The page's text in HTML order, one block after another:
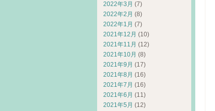
2022年3月 (7)
2022年2月 (8)
2022年1月 (7)
2021年12月 (10)
2021年11月 (12)
2021年10月 (8)
2021年9月 (17)
2021年8月 (16)
2021年7月 (16)
2021年6月 (11)
2021年5月 (12)